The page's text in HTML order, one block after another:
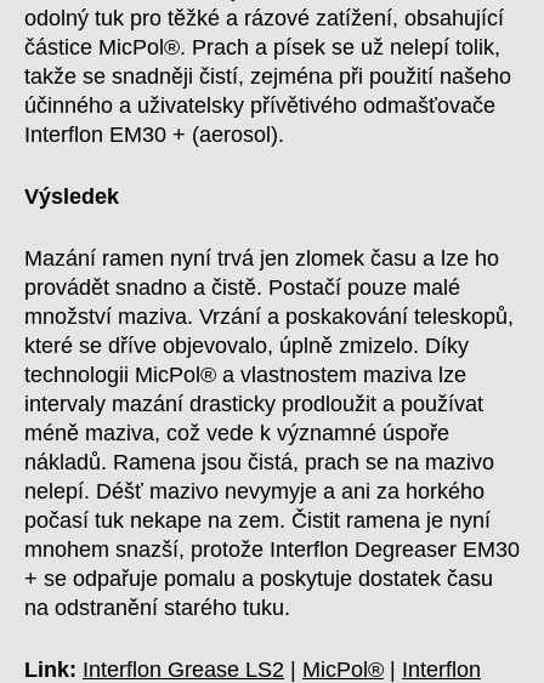
odolný tuk pro těžké a rázové zatížení, obsahující
částice MicPol®. Prach a písek se už nelepí tolik,
takže se snadněji čistí, zejména při použití našeho
účinného a uživatelsky přívětivého odmašťovače
Interflon EM30 + (aerosol).
Výsledek
Mazání ramen nyní trvá jen zlomek času a lze ho
provádět snadno a čistě. Postačí pouze malé
množství maziva. Vrzání a poskakování teleskopů,
které se dříve objevovalo, úplně zmizelo. Díky
technologii MicPol® a vlastnostem maziva lze
intervaly mazání drasticky prodloužit a používat
méně maziva, což vede k významné úspoře
nákladů. Ramena jsou čistá, prach se na mazivo
nelepí. Déšť mazivo nevymyje a ani za horkého
počasí tuk nekape na zem. Čistit ramena je nyní
mnohem snazší, protože Interflon Degreaser EM30
+ se odpařuje pomalu a poskytuje dostatek času
na odstranění starého tuku.
Link: Interflon Grease LS2 MicPol®
Interflon